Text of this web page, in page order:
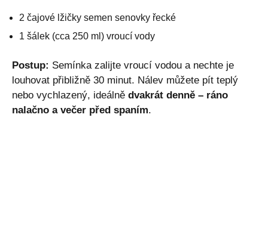
2 čajové lžičky semen senovky řecké
1 šálek (cca 250 ml) vroucí vody
Postup: Semínka zalijte vroucí vodou a nechte je
louhovat přibližně 30 minut. Nálev můžete pít teplý
nebo vychlazený, ideálně dvakrát denně – ráno
nalačno a večer před spaním.